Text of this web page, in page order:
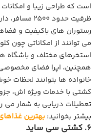
است که طراحی زیبا و
ظرفیت حدود
رستوران‌ های باکیفیت و
می ‌توانند از امکاناتی
استخرهای مختلف و باشگاه‌
همچنین، اپرا فضای مخصوصی
خانواده‌ ها بتوانند لحظات
کشتی با خدمات ویژه ‌اش،
تعطیلات دریایی به شمار می
بیشتر بخوانید: بهترین
6. کشتی سی ساید